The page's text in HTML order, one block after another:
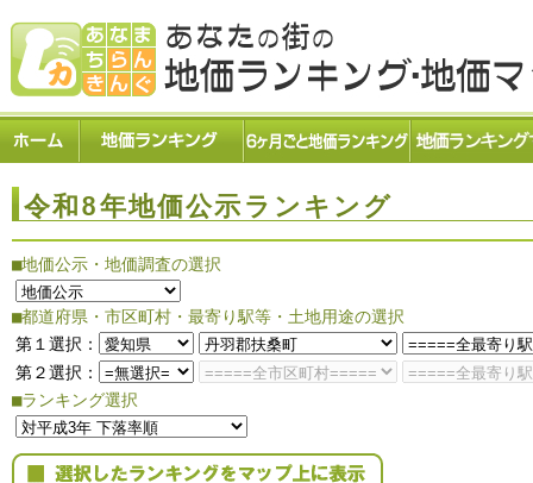
令和8年地価公示ランキング
■地価公示・地価調査の選択
■都道府県・市区町村・最寄り駅等・土地用途の選択
第１選択：
第２選択：
■ランキング選択